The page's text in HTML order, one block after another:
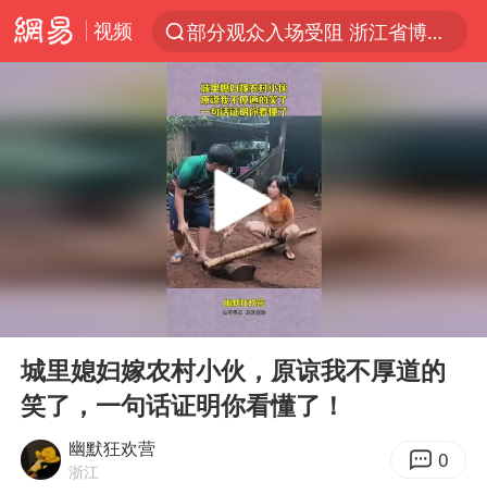
视频
部分观众入场受阻 浙江省博物馆致歉
U17国足三战全胜
男子结婚8年发现3个女儿均非亲生
我国编制完成新版全月地质图
台风白海豚最新路径研判来了
对话重庆地铁吐血女孩
巡查组提问 工作人员偷用手机查答案
Play
城里媳妇嫁农村小伙，原谅我不厚道的
笑了，一句话证明你看懂了！
幽默狂欢营
浙江 0